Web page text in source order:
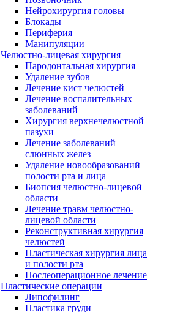
Нейрохирургия головы
Блокады
Периферия
Манипуляции
Челюстно-лицевая хирургия
Пародонтальная хирургия
Удаление зубов
Лечение кист челюстей
Лечение воспалительных
заболеваний
Хирургия верхнечелюстной
пазухи
Лечение заболеваний
слюнных желез
Удаление новообразований
полости рта и лица
Биопсия челюстно-лицевой
области
Лечение травм челюстно-
лицевой области
Реконструктивная хирургия
челюстей
Пластическая хирургия лица
и полости рта
Послеоперационное лечение
Пластические операции
Липофилинг
Пластика груди